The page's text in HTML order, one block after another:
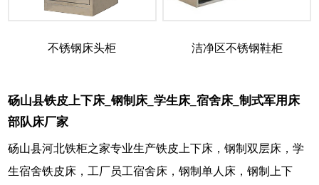
不锈钢床头柜 洁净区不锈钢鞋柜
砀山县铁皮上下床_钢制床_学生床_宿舍床_制式军用床
部队床厂家
砀山县河北铁柜之家专业生产铁皮上下床，钢制双层床，学
生宿舍铁皮床，工厂员工宿舍床，钢制单人床，钢制上下